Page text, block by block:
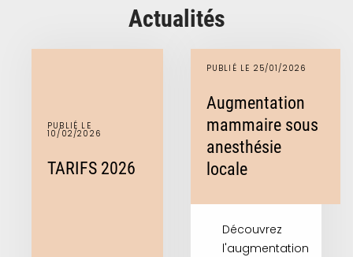
Actualités
PUBLIÉ LE
10/02/2026
TARIFS 2026
PUBLIÉ LE 25/01/2026
Augmentation
mammaire sous
anesthésie
locale
Découvrez
l'augmentation